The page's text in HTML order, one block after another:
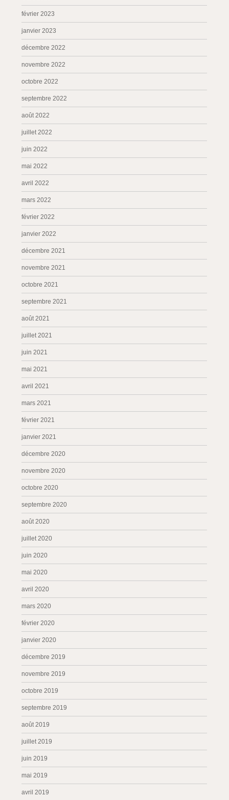
février 2023
janvier 2023
décembre 2022
novembre 2022
octobre 2022
septembre 2022
août 2022
juillet 2022
juin 2022
mai 2022
avril 2022
mars 2022
février 2022
janvier 2022
décembre 2021
novembre 2021
octobre 2021
septembre 2021
août 2021
juillet 2021
juin 2021
mai 2021
avril 2021
mars 2021
février 2021
janvier 2021
décembre 2020
novembre 2020
octobre 2020
septembre 2020
août 2020
juillet 2020
juin 2020
mai 2020
avril 2020
mars 2020
février 2020
janvier 2020
décembre 2019
novembre 2019
octobre 2019
septembre 2019
août 2019
juillet 2019
juin 2019
mai 2019
avril 2019